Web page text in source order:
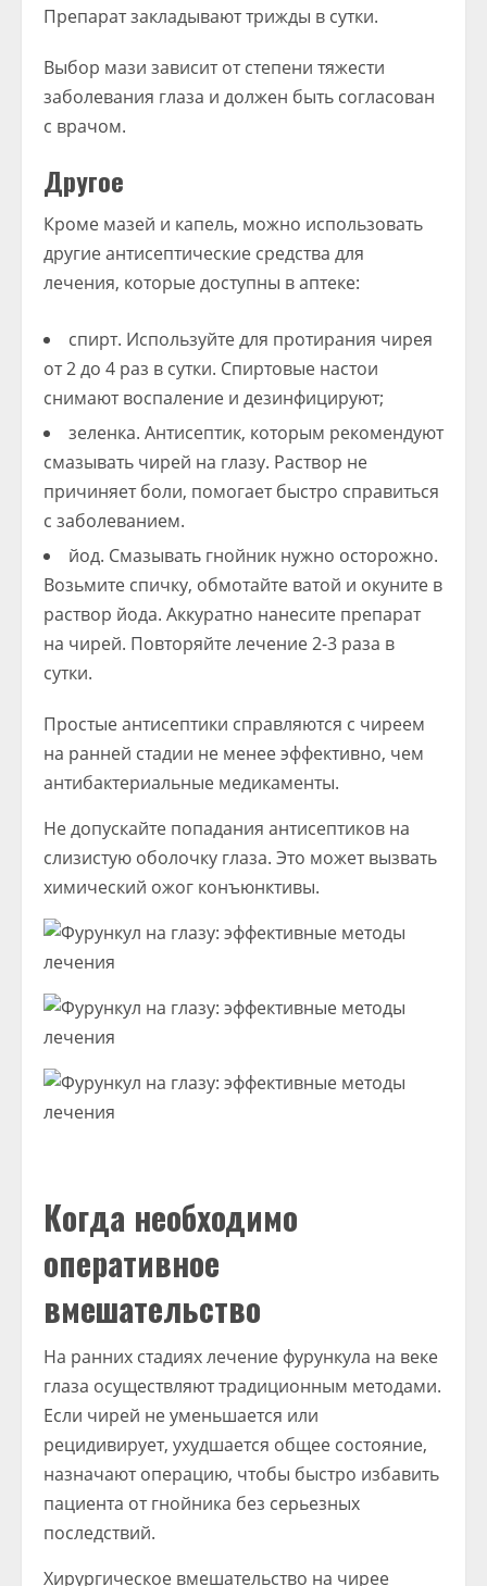
Препарат закладывают трижды в сутки.
Выбор мази зависит от степени тяжести
заболевания глаза и должен быть согласован
с врачом.
Другое
Кроме мазей и капель, можно использовать
другие антисептические средства для
лечения, которые доступны в аптеке:
спирт. Используйте для протирания чирея
от 2 до 4 раз в сутки. Спиртовые настои
снимают воспаление и дезинфицируют;
зеленка. Антисептик, которым рекомендуют
смазывать чирей на глазу. Раствор не
причиняет боли, помогает быстро справиться
с заболеванием.
йод. Смазывать гнойник нужно осторожно.
Возьмите спичку, обмотайте ватой и окуните в
раствор йода. Аккуратно нанесите препарат
на чирей. Повторяйте лечение 2-3 раза в
сутки.
Простые антисептики справляются с чиреем
на ранней стадии не менее эффективно, чем
антибактериальные медикаменты.
Не допускайте попадания антисептиков на
слизистую оболочку глаза. Это может вызвать
химический ожог конъюнктивы.
Когда необходимо
оперативное
вмешательство
На ранних стадиях лечение фурункула на веке
глаза осуществляют традиционным методами.
Если чирей не уменьшается или
рецидивирует, ухудшается общее состояние,
назначают операцию, чтобы быстро избавить
пациента от гнойника без серьезных
последствий.
Хирургическое вмешательство на чирее